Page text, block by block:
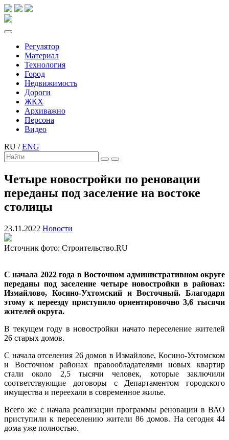
Регулятор
Материал
Технология
Город
Недвижимость
Дороги
ЖКХ
Архиважно
Персона
Видео
RU / ENG
Четыре новостройки по реновации
переданы под заселение на востоке
столицы
23.11.2022 Новости
Источник фото: Строительство.RU
С начала 2022 года в Восточном административном округе
переданы под заселение четыре новостройки в районах:
Измайлово, Косино-Ухтомский и Восточный. Благодаря
этому к переезду приступило ориентировочно 3,6 тысячи
жителей округа.
В текущем году в новостройки начато переселение жителей
26 старых домов.
С начала отселения 26 домов в Измайлове, Косино-Ухтомском
и Восточном районах правообладателями новых квартир
стали около 2,5 тысячи человек, которые заключили
соответствующие договоры с Департаментом городского
имущества и переехали в современное жилье.
Всего же с начала реализации программы реновации в ВАО
приступили к переселению жители 86 домов. На сегодня 44
дома уже полностью.